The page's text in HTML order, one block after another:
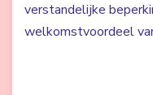
verstandelijke
welkomstvoordeel